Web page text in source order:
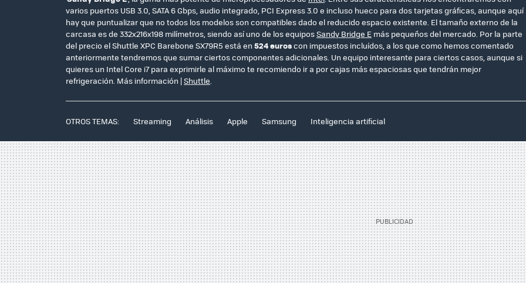
varios puertos USB 3.0, SATA 6 Gbps, audio integrado, PCI Express 3.0 e incluso hueco para dos tarjetas gráficas, aunque aquí
hay que puntualizar que no todos los modelos son compatibles dado el reducido espacio existente. El tamaño externo de la
carcasa es de 332x216x198 milímetros, siendo así uno de los equiposSandy Bridge E más pequeños del mercado. Por la parte
del precio el Shuttle XPC Barebone SX79R5 está en 524 euroscon impuestos incluídos, a los que como hemos comentado
anteriormente tendremos que sumar ciertos componentes adicionales. Un equipo interesante para ciertos casos, aunque si
quieres un Intel Core i7 para exprimirle al máximo te recomiendo ir a por cajas más espaciosas que tendrán mejor
refrigeración. Más información |Shuttle.
OTROS TEMAS: Streaming Análisis Apple Samsung Inteligencia artificial